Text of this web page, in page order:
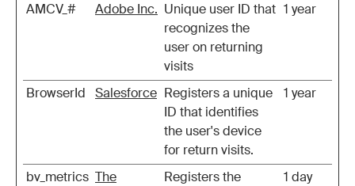
AMCV_# Adobe Inc. Unique user ID that
recognizes the
user on returning
visits
1 year
BrowserId Salesforce Registers a unique
ID that identifies
the user's device
for return visits.
1 year
bv_metrics The
Registers the
1 day